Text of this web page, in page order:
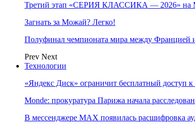
Третий этап «СЕРИЯ КЛАССИКА — 2026» на
Загнать за Можай? Легко!
Полуфинал чемпионата мира между Францией
Prev Next
Технологии
«Яндекс Диск» ограничит бесплатный доступ
Monde: прокуратура Парижа начала
В мессенджере MAX появилась расшифровка